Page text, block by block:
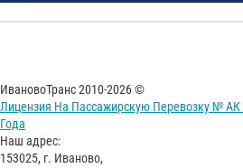
ИвановоТранс 2010-2026 ©
Лицензия На Пассажирскую Перевозку № АК
Года
Наш адрес:
153025, г. Иваново,